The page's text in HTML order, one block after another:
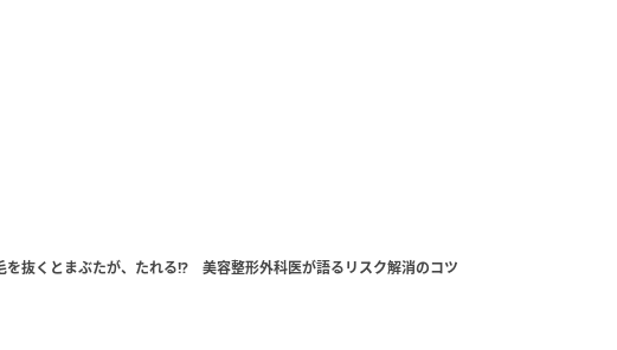
を抜くとまぶたが、たれる!? 美容整形外科医が語るリスク解消のコツ